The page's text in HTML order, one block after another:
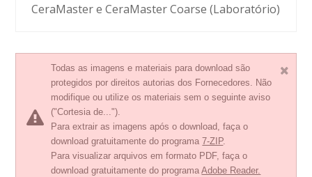
CeraMaster e CeraMaster Coarse (Laboratório)
Todas as imagens e materiais para download são
protegidos por direitos autorias dos Fornecedores. Não
modifique ou utilize os materiais sem o seguinte aviso
("Cortesia de...").
Para extrair as imagens após o download, faça o
download gratuitamente do programa7-ZIP.
Para visualizar arquivos em formato PDF, faça o
download gratuitamente do programaAdobe Reader.